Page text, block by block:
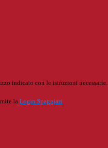
indicato con le istruzioni necessarie.
la Login Spaggiari